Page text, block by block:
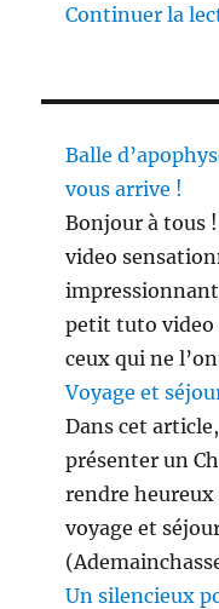
Continuer la
Balle
vous arrive !
Bonjour à tous
video
petit tuto video
ceux qui ne
Voyage et
Dans cet
présenter un
rendre heureux
voyage et
Un silencieux